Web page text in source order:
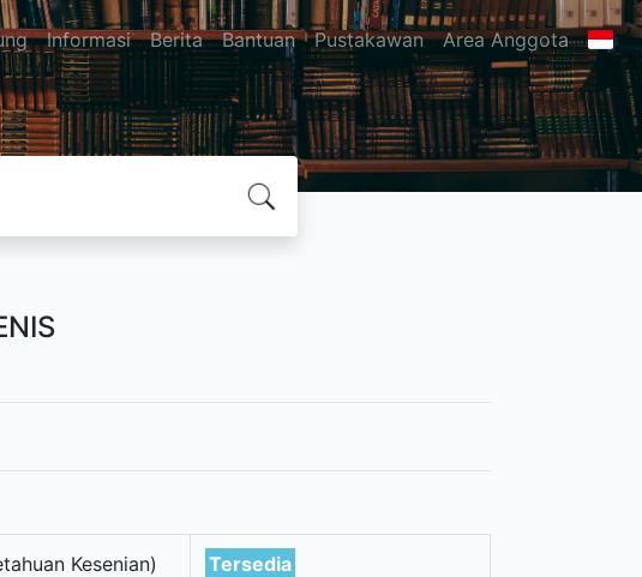
Informasi Berita Bantuan Pustakawan Area Anggota
Kesenian) Tersedia